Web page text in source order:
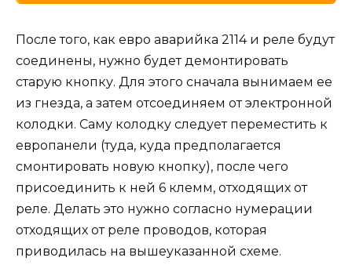
После того, как евро аварийка 2114 и реле будут
соединены, нужно будет демонтировать
старую кнопку. Для этого сначала вынимаем ее
из гнезда, а затем отсоединяем от электронной
колодки. Саму колодку следует переместить к
европанели (туда, куда предполагается
смонтировать новую кнопку), после чего
присоединить к ней 6 клемм, отходящих от
реле. Делать это нужно согласно нумерации
отходящих от реле проводов, которая
приводилась на вышеуказанной схеме.